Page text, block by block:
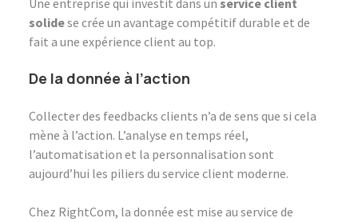
Une entreprise qui investit dans un service client
solidese crée un avantage compétitif durable et de
fait a une expérience client au top.
De la donnée à l’action
Collecter des feedbacks clients n’a de sens que si cela
mène à l’action. L’analyse en temps réel,
l’automatisation et la personnalisation sont
aujourd’hui les piliers du service client moderne.
Chez RightCom, la donnée est mise au service de